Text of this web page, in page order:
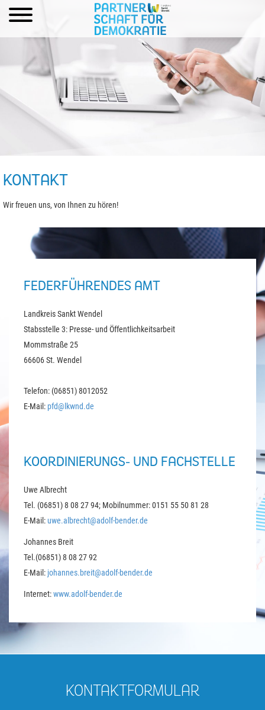
KONTAKT
Wir freuen uns, von Ihnen zu hören!
FEDERFÜHRENDES AMT
Landkreis Sankt Wendel
Stabsstelle 3: Presse- und Öffentlichkeitsarbeit
Mommstraße 25
66606 St. Wendel
Telefon: (06851) 8012052
E-Mail: pfd@lkwnd.de
KOORDINIERUNGS- UND FACHSTELLE
Uwe Albrecht
Tel. (06851) 8 08 27 94; Mobilnummer: 0151 55 50 81 28
E-Mail:uwe.albrecht@adolf-bender.de
Johannes Breit
Tel.(06851) 8 08 27 92
E-Mail: johannes.breit@adolf-bender.de
Internet:www.adolf-bender.de
KONTAKTFORMULAR